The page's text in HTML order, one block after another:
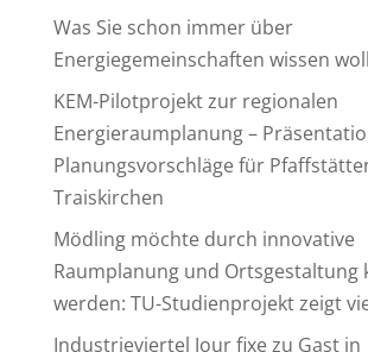
Was Sie schon immer über
Energiegemeinschaften wissen
KEM-Pilotprojekt zur regionalen
Energieraumplanung –
Planungsvorschläge für
Traiskirchen
Mödling möchte durch innovative
Raumplanung und Ortsgestaltung
werden: TU-Studienprojekt zeigt
Industrieviertel Jour fixe zu Gast in